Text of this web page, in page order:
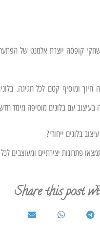
קופסה יוצרת אלמנט של
ומוסיף קסם לכל חגיגה.
עם בלונים מוסיפה מימד
בלונים ייחודי?
פתרונות יצירתיים ומעוצבים
Share this post